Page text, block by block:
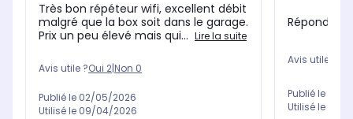
Très bon répéteur wifi, excellent débit
malgré que la box soit dans le garage.
Prix un peu élevé mais qui... Lire la suite
Avis utile ?Oui 2Non 0
Publié le 02/05/2026
Utilisé le 09/04/2026
Répond
Avis utile ?
Publié le
Utilisé le